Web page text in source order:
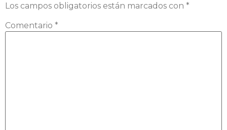
Los campos obligatorios están marcados con *
Comentario *